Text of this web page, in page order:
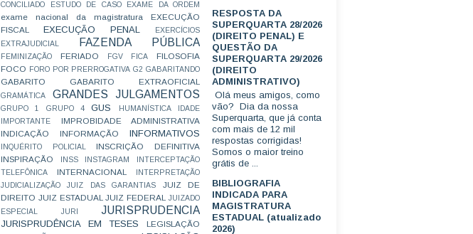
CONCILIADO
ESTUDO DE CASO EXAME DA ORDEM
exame nacional da magistratura
EXECUÇÃO
FISCAL
EXECUÇÃO PENAL
EXERCÍCIOS
EXTRAJUDICIAL
FAZENDA PÚBLICA
FEMINIZAÇÃO FERIADO FGV FICA
FILOSOFIA
FOCO
FORO POR PRERROGATIVA G2 GABARITANDO
GABARITO GABARITO EXTRAOFICIAL
GRAMÁTICA GRANDES JULGAMENTOS
GRUPO 1 GRUPO 4 GUS HUMANÍSTICA
IDADE
IMPORTANTE
IMPROBIDADE ADMINISTRATIVA
INDICAÇÃO
INFORMAÇÃO INFORMATIVOS
INQUÉRITO POLICIAL
INSCRIÇÃO DEFINITIVA
INSPIRAÇÃO
INSS INSTAGRAM
INTERCEPTAÇÃO
TELEFÔNICA
INTERNACIONAL
INTERPRETAÇÃO
JUDICIALIZAÇÃO
JUIZ DAS GARANTIAS
JUIZ DE
DIREITO JUIZ ESTADUAL JUIZ FEDERAL
JUIZADO
ESPECIAL
JURI JURISPRUDENCIA
JURISPRUDÊNCIA EM TESES
LEGISLAÇÃO
RESPOSTA DA
SUPERQUARTA 28/2026
(DIREITO PENAL) E
QUESTÃO DA
SUPERQUARTA 29/2026
(DIREITO
ADMINISTRATIVO)
Olá meus amigos, como
vão? Dia da nossa
Superquarta, que já conta
com mais de 12 mil
respostas corrigidas!
Somos o maior treino
grátis de ...
BIBLIOGRAFIA
INDICADA PARA
MAGISTRATURA
ESTADUAL (atualizado
2026)